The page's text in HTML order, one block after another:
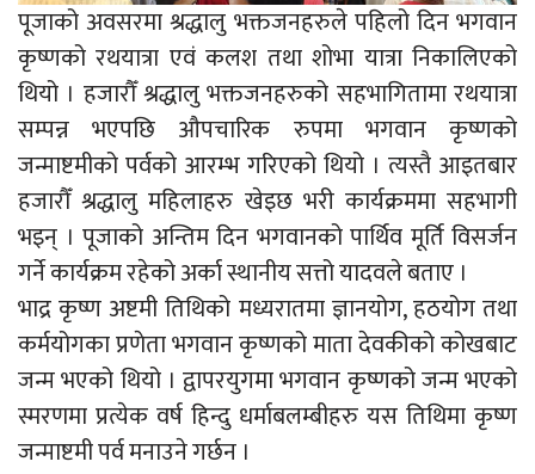
पूजाको अवसरमा श्रद्धालु भक्तजनहरुले पहिलो दिन भगवान
कृष्णको रथयात्रा एवं कलश तथा शोभा यात्रा निकालिएको
थियो । हजारौँ श्रद्धालु भक्तजनहरुको सहभागितामा रथयात्रा
सम्पन्न भएपछि औपचारिक रुपमा भगवान कृष्णको
जन्माष्टमीको पर्वको आरम्भ गरिएको थियो । त्यस्तै आइतबार
हजारौँ श्रद्धालु महिलाहरु खेइछ भरी कार्यक्रममा सहभागी
भइन् । पूजाको अन्तिम दिन भगवानको पार्थिव मूर्ति विसर्जन
गर्ने कार्यक्रम रहेको अर्का स्थानीय सत्तो यादवले बताए ।
भाद्र कृष्ण अष्टमी तिथिको मध्यरातमा ज्ञानयोग, हठयोग तथा
कर्मयोगका प्रणेता भगवान कृष्णको माता देवकीको कोखबाट
जन्म भएको थियो । द्वापरयुगमा भगवान कृष्णको जन्म भएको
स्मरणमा प्रत्येक वर्ष हिन्दु धर्माबलम्बीहरु यस तिथिमा कृष्ण
जन्माष्टमी पर्व मनाउने गर्छन ।